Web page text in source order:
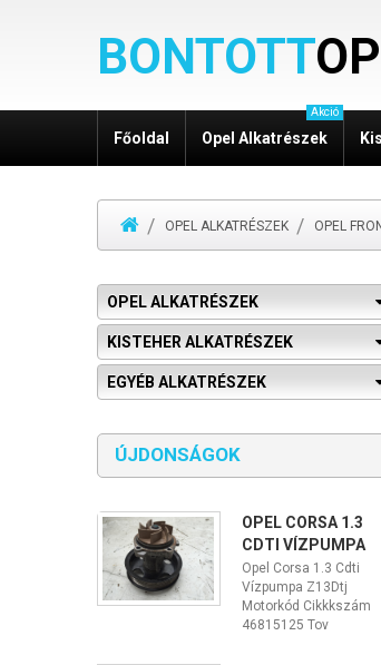
BONTOTT
Főoldal Opel Alkatrészek
Akció
OPEL ALKATRÉSZEK OPEL
OPEL ALKATRÉSZEK
KISTEHER ALKATRÉSZEK
EGYÉB ALKATRÉSZEK
ÚJDONSÁGOK
OPEL CORSA 1.3
CDTI VÍZPUMPA
Opel Corsa 1.3 Cdti
Vízpumpa Z13Dtj
Motorkód Cikkkszám
46815125 Tov